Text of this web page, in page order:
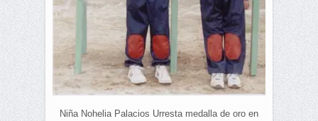
Niña Nohelia Palacios Urresta medalla de oro en